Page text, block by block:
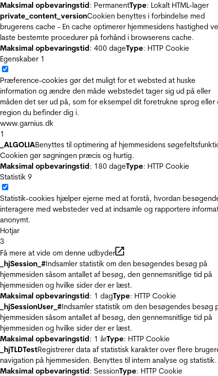
Maksimal opbevaringstid: PermanentType: Lokalt HTML-lager
private_content_versionCookien benyttes i forbindelse med
brugerens cache - En cache optimerer hjemmesidens hastighed
laste bestemte procedurer på forhånd i browserens cache.
Maksimal opbevaringstid: 400 dageType: HTTP Cookie
Egenskaber 1
Præference-cookies gør det muligt for et websted at huske
information og ændre den måde webstedet tager sig ud på eller
måden det ser ud på, som for eksempel dit foretrukne sprog eller
region du befinder dig i.
www.garnius.dk
1
_ALGOLIABenyttes til optimering af hjemmesidens
Cookien gør søgningen præcis og hurtig.
Maksimal opbevaringstid: 180 dageType: HTTP Cookie
Statistik 9
Statistik-cookies hjælper ejerne med at forstå, hvordan
interagere med websteder ved at indsamle og rapportere
anonymt.
Hotjar
3
Få mere at vide om denne udbyder
_hjSession_#Indsamler statistik om den besøgendes besøg på
hjemmesiden såsom antallet af besøg, den gennemsnitlige tid på
hjemmesiden og hvilke sider der er læst.
Maksimal opbevaringstid: 1 dagType: HTTP Cookie
_hjSessionUser_#Indsamler statistik om den besøgendes besøg
hjemmesiden såsom antallet af besøg, den gennemsnitlige tid på
hjemmesiden og hvilke sider der er læst.
Maksimal opbevaringstid: 1 årType: HTTP Cookie
_hjTLDTestRegistrerer data af statistisk karakter over flere
navigation på hjemmesiden. Benyttes til intern analyse og statistik.
Maksimal opbevaringstid: SessionType: HTTP Cookie